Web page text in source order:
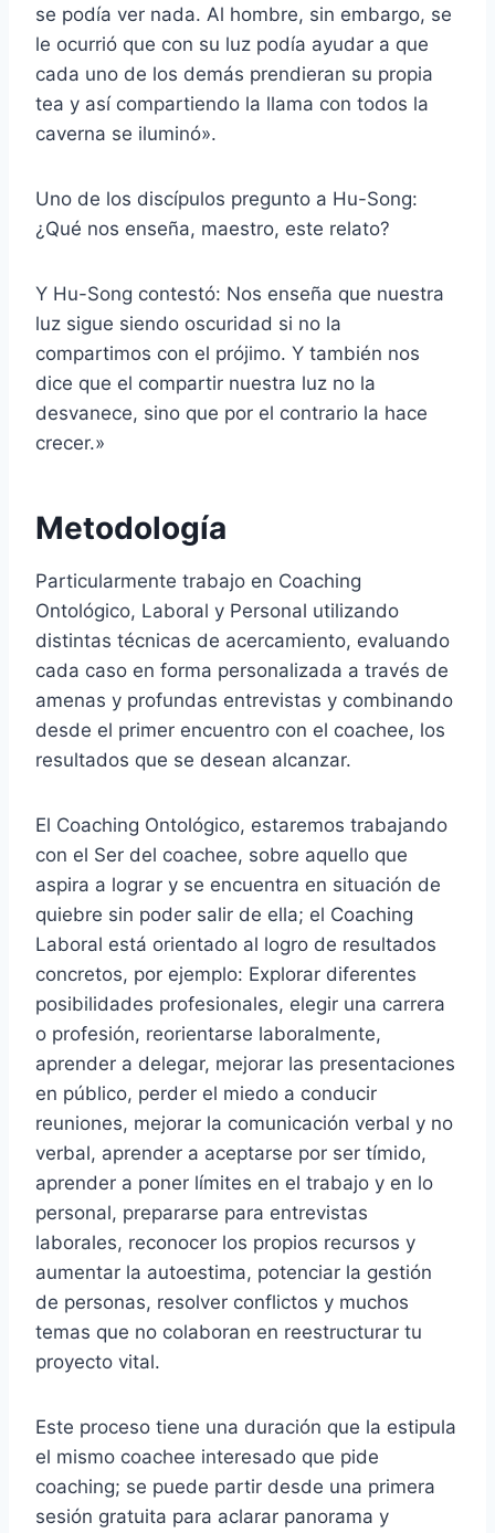
se podía ver nada. Al hombre, sin embargo, se
le ocurrió que con su luz podía ayudar a que
cada uno de los demás prendieran su propia
tea y así compartiendo la llama con todos la
caverna se iluminó».
Uno de los discípulos pregunto a Hu-Song:
¿Qué nos enseña, maestro, este relato?
Y Hu-Song contestó: Nos enseña que nuestra
luz sigue siendo oscuridad si no la
compartimos con el prójimo. Y también nos
dice que el compartir nuestra luz no la
desvanece, sino que por el contrario la hace
crecer.»
Metodología
Particularmente trabajo en Coaching
Ontológico, Laboral y Personal utilizando
distintas técnicas de acercamiento, evaluando
cada caso en forma personalizada a través de
amenas y profundas entrevistas y combinando
desde el primer encuentro con el coachee, los
resultados que se desean alcanzar.
El Coaching Ontológico, estaremos trabajando
con el Ser del coachee, sobre aquello que
aspira a lograr y se encuentra en situación de
quiebre sin poder salir de ella; el Coaching
Laboral está orientado al logro de resultados
concretos, por ejemplo: Explorar diferentes
posibilidades profesionales, elegir una carrera
o profesión, reorientarse laboralmente,
aprender a delegar, mejorar las presentaciones
en público, perder el miedo a conducir
reuniones, mejorar la comunicación verbal y no
verbal, aprender a aceptarse por ser tímido,
aprender a poner límites en el trabajo y en lo
personal, prepararse para entrevistas
laborales, reconocer los propios recursos y
aumentar la autoestima, potenciar la gestión
de personas, resolver conflictos y muchos
temas que no colaboran en reestructurar tu
proyecto vital.
Este proceso tiene una duración que la estipula
el mismo coachee interesado que pide
coaching; se puede partir desde una primera
sesión gratuita para aclarar panorama y